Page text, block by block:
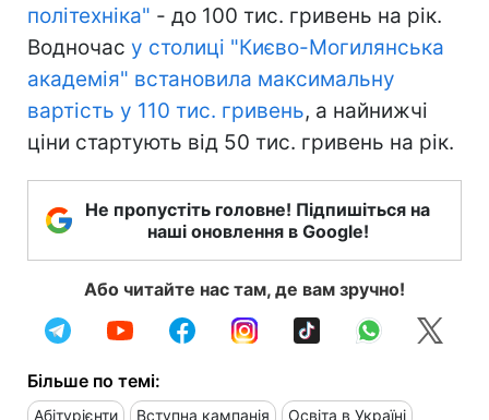
політехніка" - до 100 тис. гривень на рік.
Водночас у столиці "Києво-Могилянська
академія" встановила максимальну
вартість у 110 тис. гривень, а найнижчі
ціни стартують від 50 тис. гривень на рік.
Не пропустіть головне! Підпишіться на
наші оновлення в Google!
Або читайте нас там, де вам зручно!
Більше по темі:
Абітурієнти Вступна кампанія Освіта в Україні